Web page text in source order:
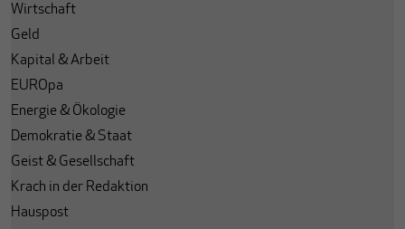
Wirtschaft
Geld
Kapital & Arbeit
EUROpa
Energie & Ökologie
Demokratie & Staat
Geist & Gesellschaft
Krach in der Redaktion
Hauspost